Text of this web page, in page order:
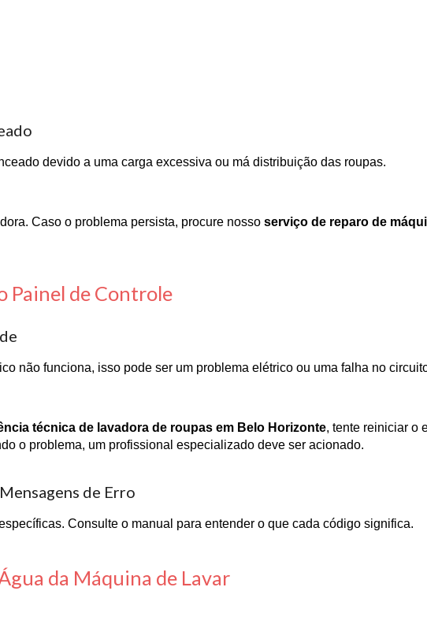
devido a uma carga excessiva ou má distribuição das roupas.
Caso o problema persista, procure nossoserviço de reparo de
Painel de Controle
não funciona, isso pode ser um problema elétrico ou uma falha no
técnica de lavadora de roupas em Belo Horizonte, tente reiniciar o
o problema, um profissional especializado deve ser acionado.
de Erro
Consulte o manual para entender o que cada código significa.
da Máquina de Lavar